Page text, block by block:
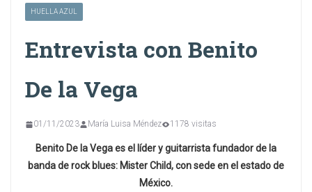
HUELLA AZUL
Entrevista con Benito
De la Vega
01/11/2023 María Luisa Méndez 1178 visitas
Benito De la Vega es el líder y guitarrista fundador de la
banda de rock blues: Mister Child, con sede en el estado de
México.